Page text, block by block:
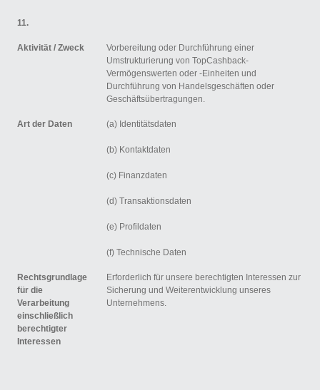
11.
Aktivität / Zweck
Vorbereitung oder Durchführung einer
Umstrukturierung von TopCashback-
Vermögenswerten oder -Einheiten und
Durchführung von Handelsgeschäften oder
Geschäftsübertragungen.
Art der Daten (a) Identitätsdaten
(b) Kontaktdaten
(c) Finanzdaten
(d) Transaktionsdaten
(e) Profildaten
(f) Technische Daten
Rechtsgrundlage
für die
Verarbeitung
einschließlich
berechtigter
Interessen
Erforderlich für unsere berechtigten Interessen zur
Sicherung und Weiterentwicklung unseres
Unternehmens.